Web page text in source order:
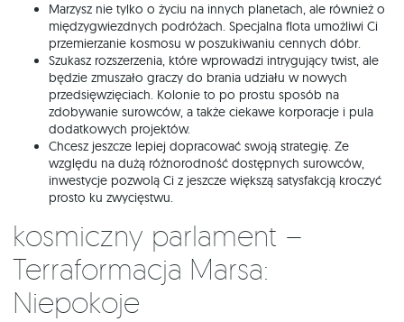
Marzysz nie tylko o życiu na innych planetach, ale również o
międzygwiezdnych podróżach. Specjalna flota umożliwi Ci
przemierzanie kosmosu w poszukiwaniu cennych dóbr.
Szukasz rozszerzenia, które wprowadzi intrygujący twist, ale
będzie zmuszało graczy do brania udziału w nowych
przedsięwzięciach. Kolonie to po prostu sposób na
zdobywanie surowców, a także ciekawe korporacje i pula
dodatkowych projektów.
Chcesz jeszcze lepiej dopracować swoją strategię. Ze
względu na dużą różnorodność dostępnych surowców,
inwestycje pozwolą Ci z jeszcze większą satysfakcją kroczyć
prosto ku zwycięstwu.
Kosmiczny parlament –
Terraformacja Marsa:
Niepokoje